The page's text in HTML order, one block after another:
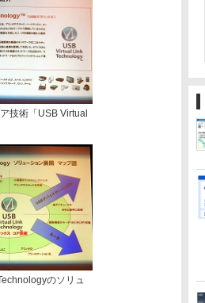
技術「USB Virtual
のソリュ